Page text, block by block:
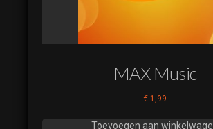
MAX Music
€ 1,99
Toevoegen aan